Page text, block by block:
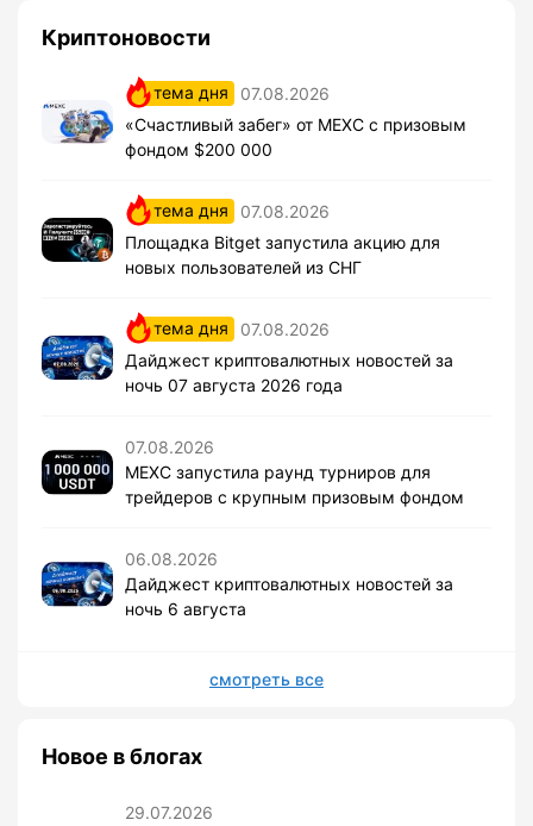
Криптоновости
тема дня
07.08.2026
«Счастливый забег» от MEXC с призовым
фондом $200 000
тема дня
07.08.2026
Площадка Bitget запустила акцию для
новых пользователей из СНГ
тема дня
07.08.2026
Дайджест криптовалютных новостей за
ночь 07 августа 2026 года
07.08.2026
MEXC запустила раунд турниров для
трейдеров с крупным призовым фондом
06.08.2026
Дайджест криптовалютных новостей за
ночь 6 августа
смотреть все
Новое в блогах
29.07.2026